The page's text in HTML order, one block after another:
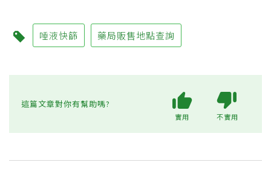
唾液快篩 藥局販售地點查詢
這篇文章對你有幫助嗎?
實用 不實用